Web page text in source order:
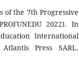
of the 7th Progressive
2022). In
International
Press SARL.